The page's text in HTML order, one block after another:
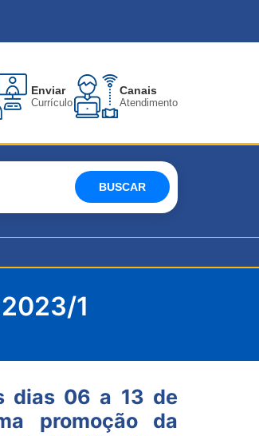
Enviar
Currículo
Canais
Atendimento
BUSCAR
2023/1
dias 06 a 13 de
promoção da